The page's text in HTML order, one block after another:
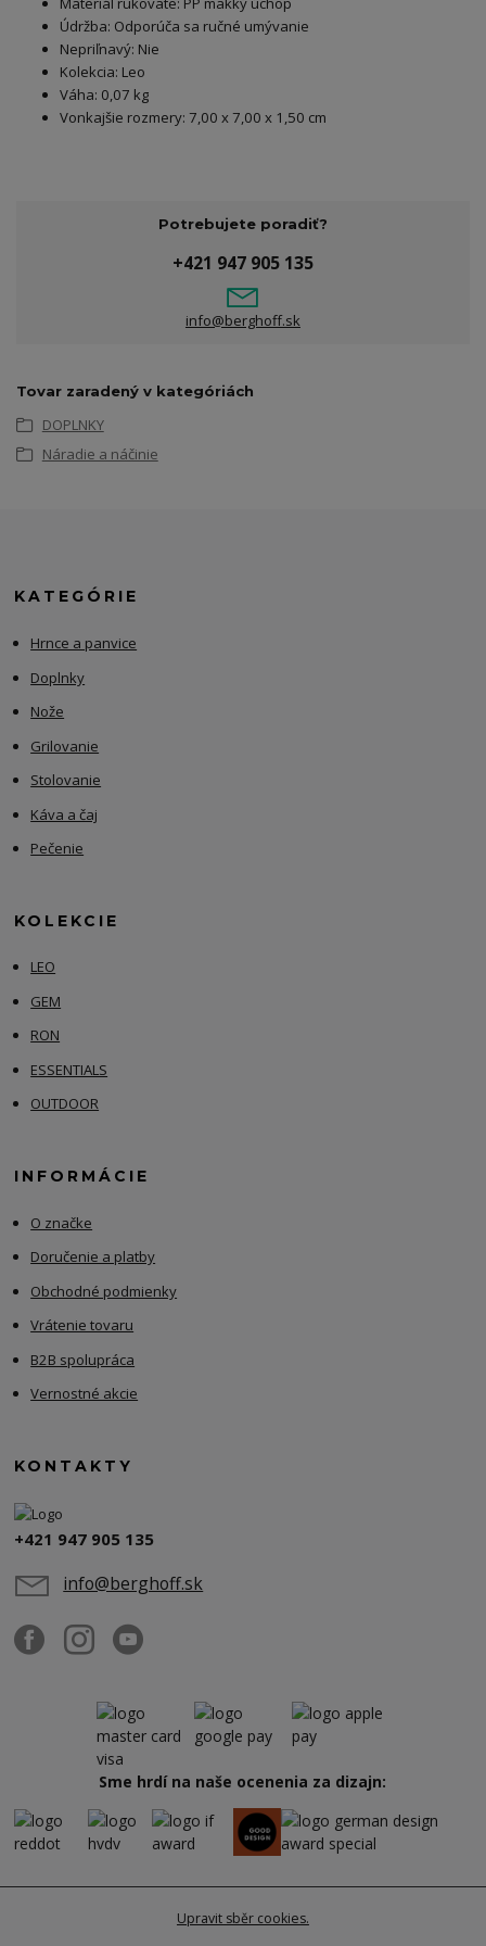
Údržba: Odporúča sa ručné umývanie
Nepriľnavý: Nie
Kolekcia: Leo
Váha: 0,07 kg
Vonkajšie rozmery: 7,00 x 7,00 x 1,50 cm
Potrebujete poradiť?
+421 947 905 135
info@berghoff.sk
Tovar zaradený v kategóriách
DOPLNKY
Náradie a náčinie
KATEGÓRIE
Hrnce a panvice
Doplnky
Nože
Grilovanie
Stolovanie
Káva a čaj
Pečenie
KOLEKCIE
LEO
GEM
RON
ESSENTIALS
OUTDOOR
INFORMÁCIE
O značke
Doručenie a platby
Obchodné podmienky
Vrátenie tovaru
B2B spolupráca
Vernostné akcie
KONTAKTY
+421 947 905 135
info@berghoff.sk
Sme hrdí na naše ocenenia za dizajn:
Upravit sběr cookies.